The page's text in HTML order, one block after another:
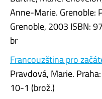
Anne-Marie. Grenoble:
Grenoble, 2003 ISBN:
br
Francouzština pro
Pravdová, Marie.
10-1 (brož.)